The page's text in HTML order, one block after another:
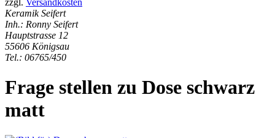
Keramik Seifert
Inh.: Ronny Seifert
Hauptstrasse 12
55606 Königsau
Tel.: 06765/450
Frage stellen zu Dose schwarz
matt